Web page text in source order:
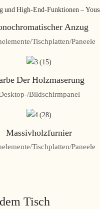
Anzug
Tischplatten/Paneele
Der Holzmaserung
Bildschirmpanel
Massivholzfurnier
Tischplatten/Paneele
Tisch